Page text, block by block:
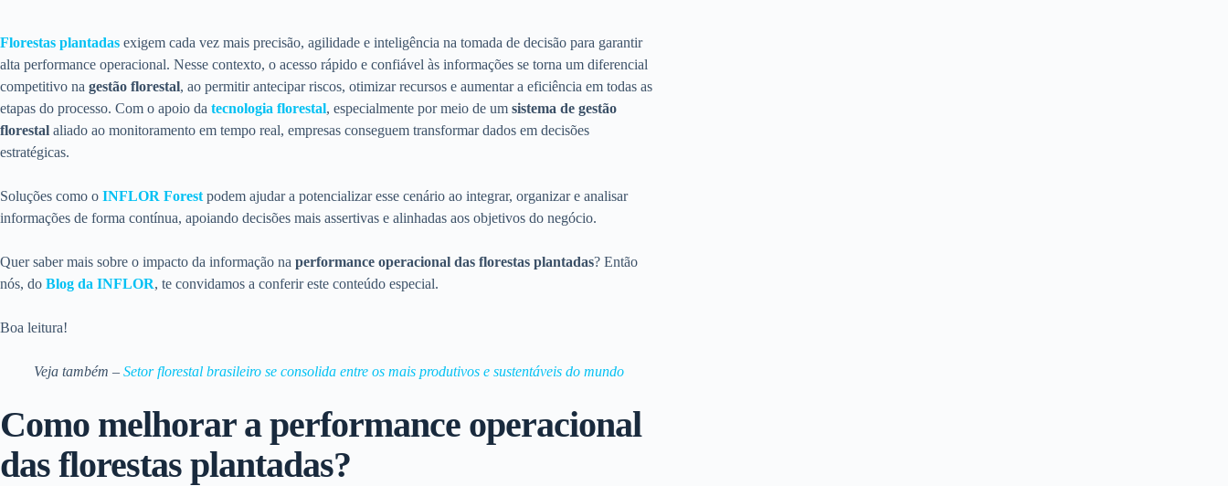
Florestas plantadas exigem cada vez mais precisão, agilidade e inteligência na tomada de decisão para garantir
alta performance operacional. Nesse contexto, o acesso rápido e confiável às informações se torna um diferencial
competitivo na gestão florestal, ao permitir antecipar riscos, otimizar recursos e aumentar a eficiência em todas as
etapas do processo. Com o apoio da tecnologia florestal, especialmente por meio de um sistema de gestão
florestal aliado ao monitoramento em tempo real, empresas conseguem transformar dados em decisões
estratégicas.
Soluções como o INFLOR Forest podem ajudar a potencializar esse cenário ao integrar, organizar e analisar
informações de forma contínua, apoiando decisões mais assertivas e alinhadas aos objetivos do negócio.
Quer saber mais sobre o impacto da informação na performance operacional das florestas plantadas? Então
nós, do Blog da INFLOR, te convidamos a conferir este conteúdo especial.
Boa leitura!
Veja também – Setor florestal brasileiro se consolida entre os mais produtivos e sustentáveis do mundo
Como melhorar a performance operacional
das florestas plantadas?